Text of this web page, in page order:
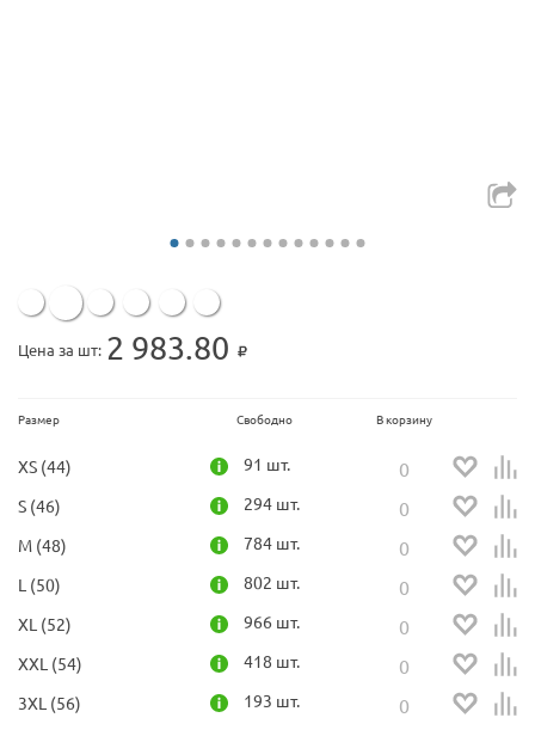
Цена за шт: 2 983.80
Размер Свободно В корзину
XS (44) 91 шт.
S (46) 294 шт.
M (48) 784 шт.
L (50) 802 шт.
XL (52) 966 шт.
XXL (54) 418 шт.
3XL (56) 193 шт.